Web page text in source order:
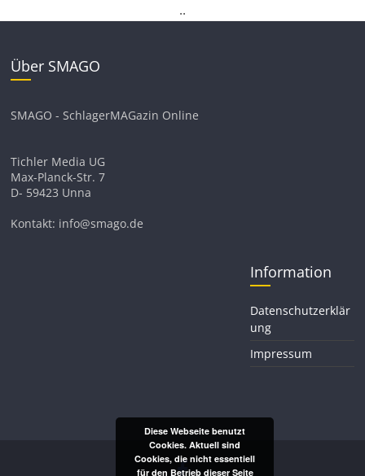
..
Über SMAGO
SMAGO - SchlagerMAGazin Online
Tichler Media UG
Max-Planck-Str. 7
D- 59423 Unna
Kontakt: info@smago.de
Information
Datenschutzerklär
ung
Impressum
Diese Webseite benutzt
Cookies. Aktuell sind
Cookies, die nicht essentiell
für den Betrieb dieser Seite